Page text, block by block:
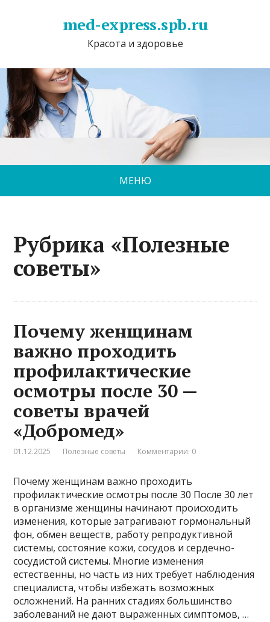
med-express.spb.ru
Красота и здоровье
МЕНЮ
Рубрика «Полезные
советы»
Почему женщинам
важно проходить
профилактические
осмотры после 30 —
советы врачей
«Добромед»
01.12.2025 Полезные советы Комментарии: 0
Почему женщинам важно проходить
профилактические осмотры после 30 После 30 лет
в организме женщины начинают происходить
изменения, которые затрагивают гормональный
фон, обмен веществ, работу репродуктивной
системы, состояние кожи, сосудов и сердечно-
сосудистой системы. Многие изменения
естественны, но часть из них требует наблюдения
специалиста, чтобы избежать возможных
осложнений. На ранних стадиях большинство
заболеваний не дают выраженных симптомов, …